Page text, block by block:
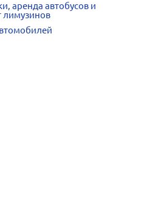
аренда автобусов и
лимузинов